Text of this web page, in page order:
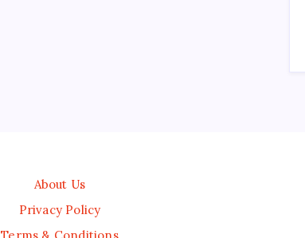
About Us
Privacy Policy